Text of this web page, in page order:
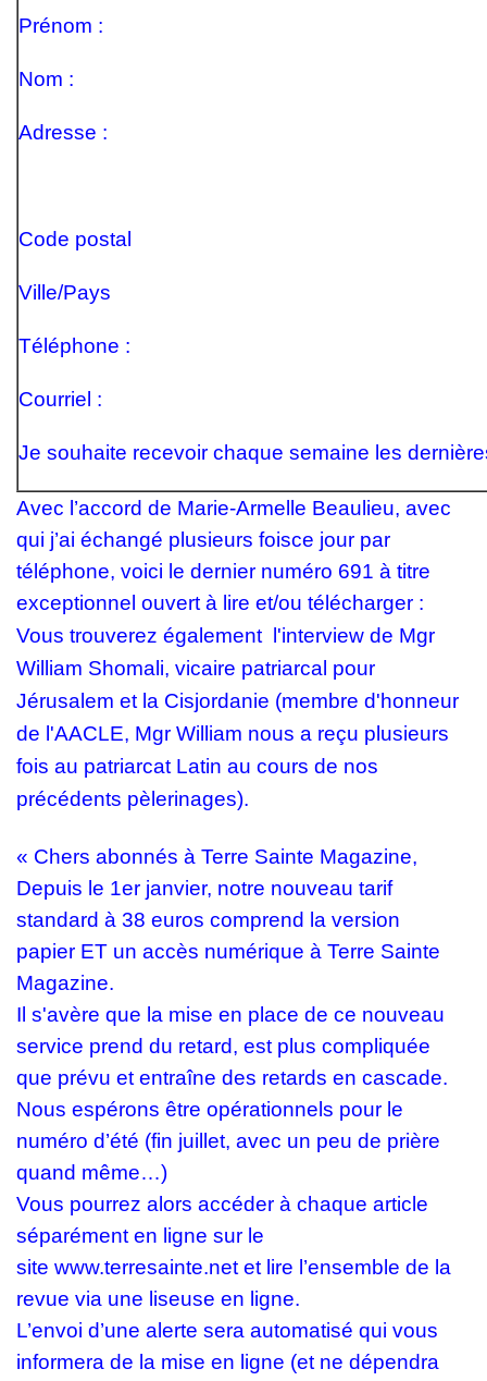
Prénom :
Nom :
Adresse :
Code postal
Ville/Pays
Téléphone :
Courriel :
Je souhaite recevoir chaque semaine les
Avec l’accord de Marie-Armelle Beaulieu, avec
qui j’ai échangé plusieurs foisce jour par
téléphone, voici le dernier numéro 691 à titre
exceptionnel ouvert à lire et/ou télécharger :
Vous trouverez également l'interview de Mgr
William Shomali, vicaire patriarcal pour
Jérusalem et la Cisjordanie (membre d'honneur
de l'AACLE, Mgr William nous a reçu plusieurs
fois au patriarcat Latin au cours de nos
précédents pèlerinages).
« Chers abonnés à Terre Sainte Magazine,
Depuis le 1er janvier, notre nouveau tarif
standard à 38 euros comprend la version
papier ET un accès numérique à Terre Sainte
Magazine.
Il s'avère que la mise en place de ce nouveau
service prend du retard, est plus compliquée
que prévu et entraîne des retards en cascade.
Nous espérons être opérationnels pour le
numéro d’été (fin juillet, avec un peu de prière
quand même…)
Vous pourrez alors accéder à chaque article
séparément en ligne sur le
site www.terresainte.net et lire l’ensemble de la
revue via une liseuse en ligne.
L’envoi d’une alerte sera automatisé qui vous
informera de la mise en ligne (et ne dépendra